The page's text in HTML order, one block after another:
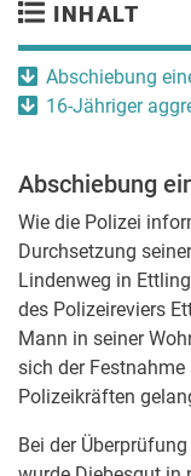
INHALT
Abschiebung
16-Jähriger
Abschiebung
Wie die Polizei
Durchsetzung
Lindenweg in
des Polizeireviers
Mann in seiner
sich der
Polizeikräften
Bei der